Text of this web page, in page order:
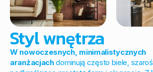
Styl wnętrza
W nowoczesnych, minimalistycznych
aranżacjachdominują często biele,